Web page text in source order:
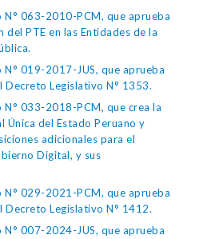
N° 063-2010-PCM, que aprueba
del PTE en las Entidades de la
N° 019-2017-JUS, que aprueba
Decreto Legislativo N° 1353.
N° 033-2018-PCM, que crea la
Única del Estado Peruano y
adicionales para el
Digital, y sus
N° 029-2021-PCM, que aprueba
Decreto Legislativo N° 1412.
N° 007-2024-JUS, que aprueba